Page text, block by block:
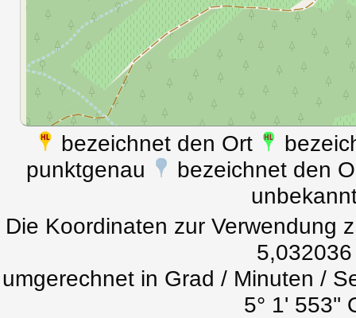
bezeichnet den Ort
punktgenau
bezeichnet den
Die Koordinaten zur Verwendung
5,032036
umgerechnet in Grad / Minuten /
5° 1' 553''